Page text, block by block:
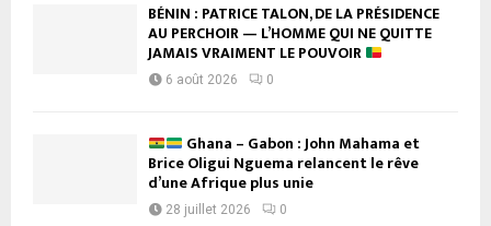
BÉNIN : PATRICE TALON, DE LA PRÉSIDENCE
AU PERCHOIR — L’HOMME QUI NE QUITTE
JAMAIS VRAIMENT LE POUVOIR
6 août 2026 0
Ghana – Gabon : John Mahama et
Brice Oligui Nguema relancent le rêve
d’une Afrique plus unie
28 juillet 2026 0